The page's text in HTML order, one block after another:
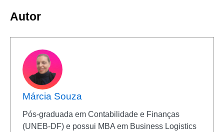
Autor
Márcia Souza
Pós-graduada em Contabilidade e Finanças
(UNEB-DF) e possui MBA em Business Logistics